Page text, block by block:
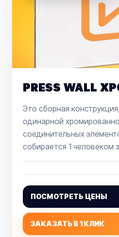
PRESS WALL
Это сборная
одинарной
соединительных
собирается 1 человеком
ПОСМОТРЕТЬ ЦЕНЫ
ЗАКАЗАТЬ В 1 КЛИК